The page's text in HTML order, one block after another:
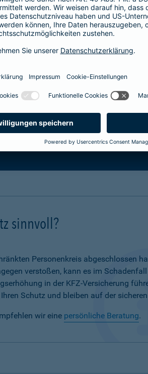
und direkt
bestimmen, ab wann Ihr Xtra-
sinnvoll?
Personenkreis abgeschlossen
verstoßen, kann es im
in der KFZ-Versicherung
Schutz und bleiben auf der
wir eine persönliche Beratung.